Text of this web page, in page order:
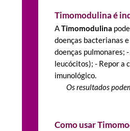
Timomodulina é
ATimomodulina
doenças bacterianas
doenças pulmonares;
leucócitos); - Repor a
imunológico.
Os resultados
Como usar